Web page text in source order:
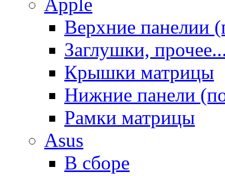
Верхние панелии
Заглушки,
Крышки матрицы
Нижние панели
Рамки матрицы
Asus
В сборе